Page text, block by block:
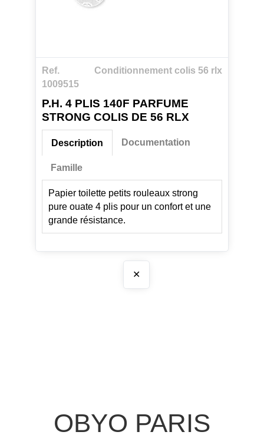
Ref.
1009515
Conditionnement colis 56 rlx
P.H. 4 PLIS 140F PARFUME
STRONG COLIS DE 56 RLX
Description
Papier toilette petits rouleaux strong
pure ouate 4 plis pour un confort et une
grande résistance.
Documentation
Famille
✕
OBYO PARIS